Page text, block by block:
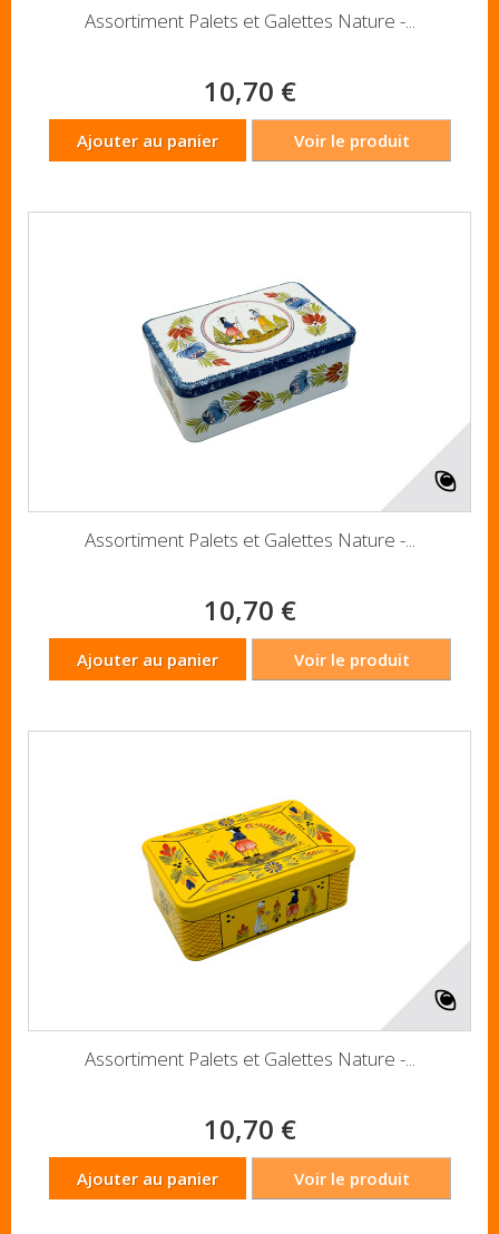
Assortiment Palets et Galettes Nature -...
10,70 €
Ajouter au panier Voir le produit
Assortiment Palets et Galettes Nature -...
10,70 €
Ajouter au panier Voir le produit
Assortiment Palets et Galettes Nature -...
10,70 €
Ajouter au panier Voir le produit